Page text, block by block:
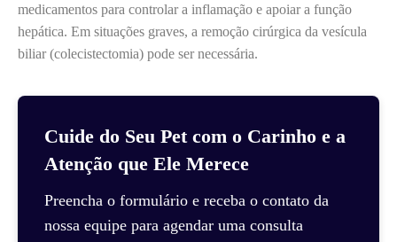
medicamentos para controlar a inflamação e apoiar a função
hepática. Em situações graves, a remoção cirúrgica da vesícula
biliar (colecistectomia) pode ser necessária.
Cuide do Seu Pet com o Carinho e a
Atenção que Ele Merece
Preencha o formulário e receba o contato da
nossa equipe para agendar uma consulta